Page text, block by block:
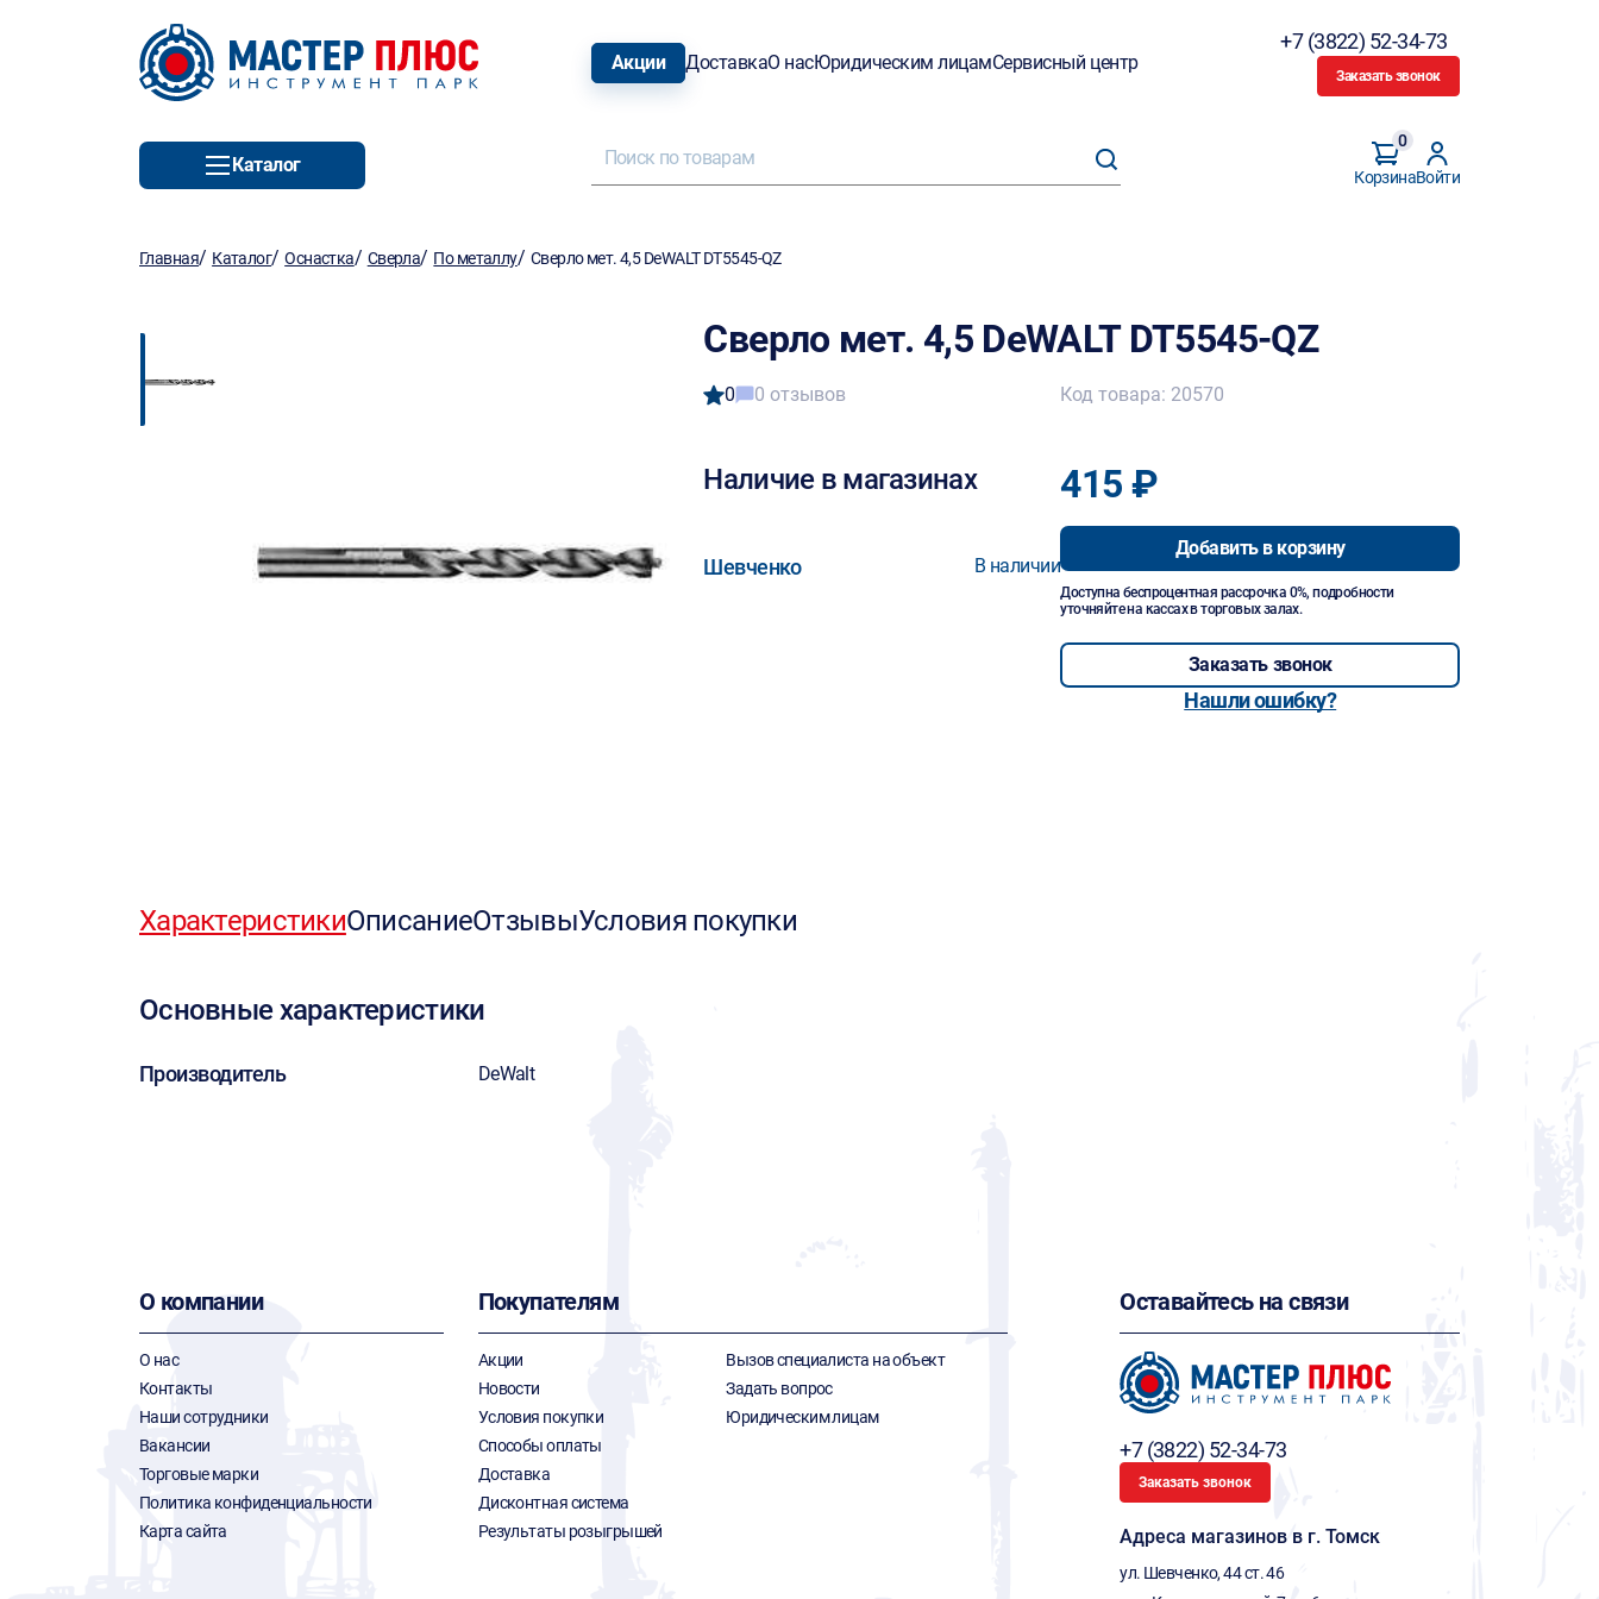
Акции ДоставкаО насЮридическим лицамСервисный центр
+7 (3822) 52-34-73
Заказать звонок
Каталог
Корзина
0
Войти
Главная/ Каталог/Оснастка/ Сверла/ По металлу/ Сверло мет. 4,5 DeWALT DT5545-QZ
Сверло мет. 4,5 DeWALT DT5545-QZ
0 0 отзывов
Наличие в магазинах
Шевченко В наличии
Код товара: 20570
415 ₽
Добавить в корзину
Доступна беспроцентная рассрочка 0%, подробности
уточняйте на кассах в торговых залах.
Заказать звонок
Нашли ошибку?
ХарактеристикиОписаниеОтзывыУсловия покупки
Основные характеристики
Производитель DeWalt
О компании
О нас
Контакты
Наши сотрудники
Вакансии
Торговые марки
Политика конфиденциальности
Карта сайта
Покупателям
Акции
Новости
Условия покупки
Способы оплаты
Доставка
Дисконтная система
Результаты розыгрышей
Вызов специалиста на объект
Задать вопрос
Юридическим лицам
Оставайтесь на связи
+7 (3822) 52-34-73
Заказать звонок
Адреса магазинов в г. Томск
ул. Шевченко, 44 ст. 46